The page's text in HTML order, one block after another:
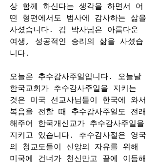
상 함께 하신다는 생각을 하면서 어
떤 형편에서도 범사에 감사하는 삶을
사셨습니다. 김 박사님은 아름다운
여생, 성공적인 승리의 삶을 사셨습
니다.
오늘은 추수감사주일입니다. 오늘날
한국교회가 추수감사주일을 지키는
것은 미국 선교사님들이 한국에 와서
복음을 전할 때 추수감사주일도 전래
해주어 한국개신교가 추수감사주일을
지키고 있습니다. 추수감사절은 영국
의 청교도들이 신앙의 자유를 위해
미국에 건너가 천신만고 끝에 이듬해